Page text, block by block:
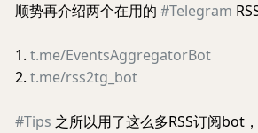
顺势再介绍两个在用的 #Telegram
1. t.me/EventsAggregatorBot
2. t.me/rss2tg_bot
#Tips 之所以用了这么多RSS订阅bot